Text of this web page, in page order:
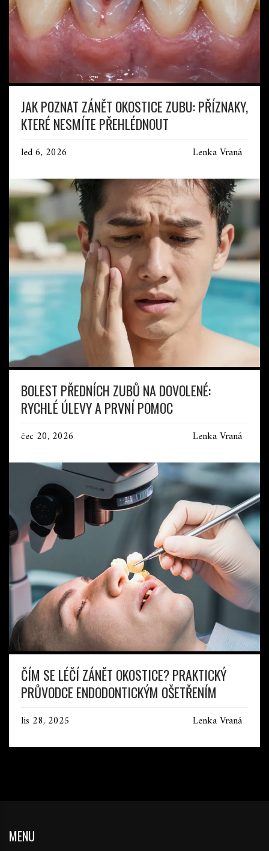
JAK POZNAT ZÁNĚT OKOSTICE ZUBU: PŘÍZNAKY,
KTERÉ NESMÍTE PŘEHLÉDNOUT
led 6, 2026 Lenka Vraná
BOLEST PŘEDNÍCH ZUBŮ NA DOVOLENÉ:
RYCHLÉ ÚLEVY A PRVNÍ POMOC
čec 20, 2026 Lenka Vraná
ČÍM SE LÉČÍ ZÁNĚT OKOSTICE? PRAKTICKÝ
PRŮVODCE ENDODONTICKÝM OŠETŘENÍM
lis 28, 2025 Lenka Vraná
MENU